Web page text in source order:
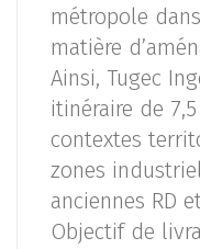
métropole
matière
Ainsi, Tugec
itinéraire de
contextes
zones
anciennes RD
Objectif de